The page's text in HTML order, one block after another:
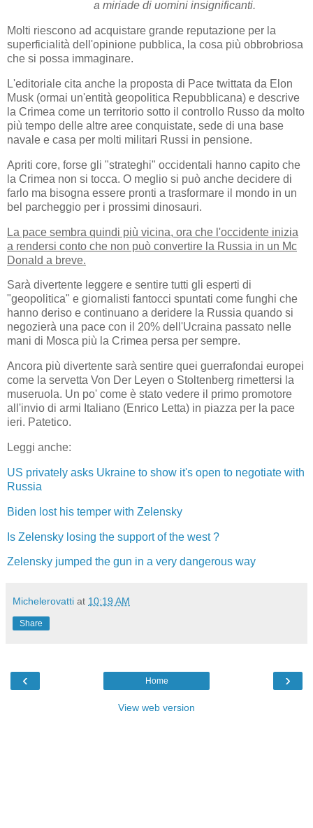
a miriade di uomini insignificanti.
Molti riescono ad acquistare grande reputazione per la
superficialità dell'opinione pubblica, la cosa più obbrobriosa
che si possa immaginare.
L'editoriale cita anche la proposta di Pace twittata da Elon
Musk (ormai un'entità geopolitica Repubblicana) e descrive
la Crimea come un territorio sotto il controllo Russo da molto
più tempo delle altre aree conquistate, sede di una base
navale e casa per molti militari Russi in pensione.
Apriti core, forse gli "strateghi" occidentali hanno capito che
la Crimea non si tocca. O meglio si può anche decidere di
farlo ma bisogna essere pronti a trasformare il mondo in un
bel parcheggio per i prossimi dinosauri.
La pace sembra quindi più vicina, ora che l'occidente inizia
a rendersi conto che non può convertire la Russia in un Mc
Donald a breve.
Sarà divertente leggere e sentire tutti gli esperti di
"geopolitica" e giornalisti fantocci spuntati come funghi che
hanno deriso e continuano a deridere la Russia quando si
negozierà una pace con il 20% dell'Ucraina passato nelle
mani di Mosca più la Crimea persa per sempre.
Ancora più divertente sarà sentire quei guerrafondai europei
come la servetta Von Der Leyen o Stoltenberg rimettersi la
museruola. Un po' come è stato vedere il primo promotore
all'invio di armi Italiano (Enrico Letta) in piazza per la pace
ieri. Patetico.
Leggi anche:
US privately asks Ukraine to show it's open to negotiate with
Russia
Biden lost his temper with Zelensky
Is Zelensky losing the support of the west ?
Zelensky jumped the gun in a very dangerous way
Michelerovatti at 10:19 AM
Share
‹ ›
Home
View web version